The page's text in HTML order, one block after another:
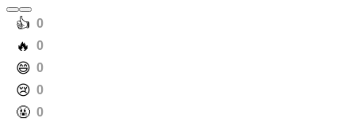
️👍 0
️🔥 0
️😄 0
️😢 0
️🤬 0